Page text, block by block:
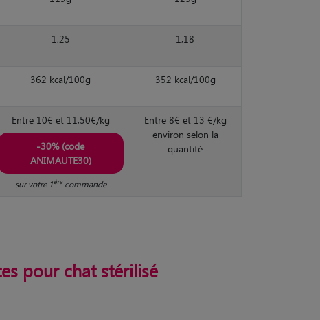
1,25 1,18
362 kcal/100g 352 kcal/100g
Entre 10€ et 11,50€/kg
-30% (code
ANIMAUTE30)
sur votre 1èrecommande
Entre 8€ et 13 €/kg
environ selon la
quantité
pour chat stérilisé